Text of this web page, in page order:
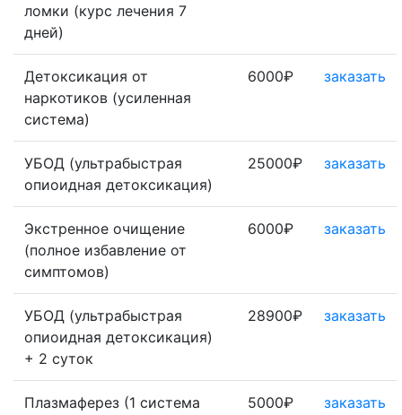
ломки (курс лечения 7
дней)
Детоксикация от
наркотиков (усиленная
система)
6000₽ заказать
УБОД (ультрабыстрая
опиоидная детоксикация)
25000₽ заказать
Экстренное очищение
(полное избавление от
симптомов)
6000₽ заказать
УБОД (ультрабыстрая
опиоидная детоксикация)
+ 2 суток
28900₽ заказать
Плазмаферез (1 система
5000₽ заказать